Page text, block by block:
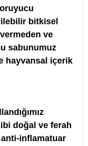
bitkisel
ve
sabunumuz
hayvansal içerik
doğal ve ferah
inflamatuar